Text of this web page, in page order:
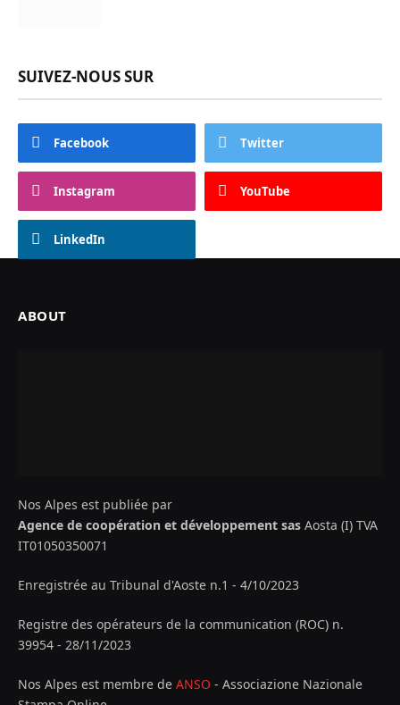
SUIVEZ-NOUS SUR
Facebook Twitter
Instagram YouTube
LinkedIn
ABOUT
Nos Alpes est publiée par
Agence de coopération et développement sas Aosta (I) TVA
IT01050350071
Enregistrée au Tribunal d'Aoste n.1 - 4/10/2023
Registre des opérateurs de la communication (ROC) n.
39954 - 28/11/2023
Nos Alpes est membre de ANSO - Associazione Nazionale